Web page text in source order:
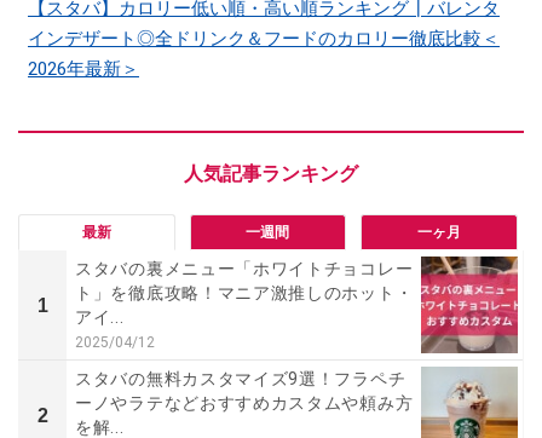
【スタバ】カロリー低い順・高い順ランキング┃バレンタ
インデザート◎全ドリンク＆フードのカロリー徹底比較＜
2026年最新＞
最新 一週間 一ヶ月
1
スタバの裏メニュー「ホワイトチョコレー
ト」を徹底攻略！マニア激推しのホット・
アイ...
2025/04/12
2
スタバの無料カスタマイズ9選！フラペチ
ーノやラテなどおすすめカスタムや頼み方
を解...